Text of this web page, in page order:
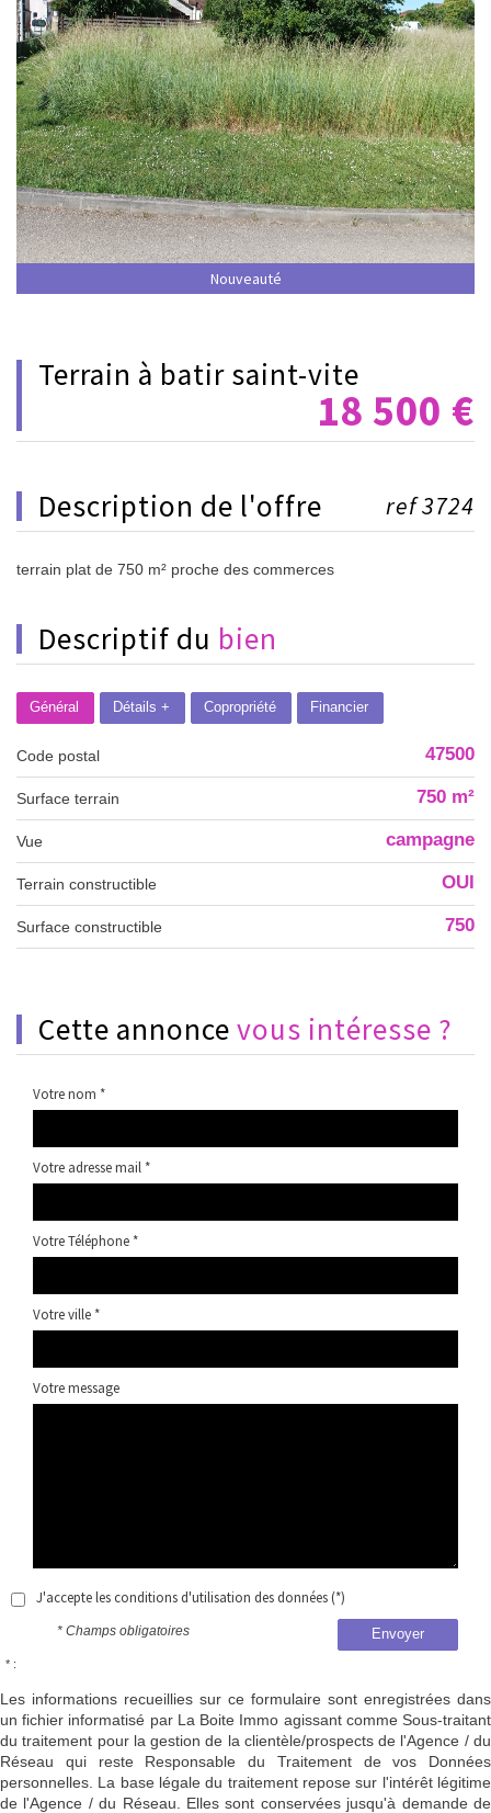
Nouveauté
terrain à batir saint-vite
18 500 €
description de l'offre ref 3724
terrain plat de 750 m² proche des commerces
descriptif du bien
Général Détails + Copropriété Financier
Code postal 47500
surface terrain 750 m²
Vue campagne
Terrain constructible OUI
Surface constructible 750
cette annonce vous intéresse ?
Votre nom *
Votre adresse mail *
Votre Téléphone *
Votre ville *
Votre message
J'accepte les conditions d'utilisation des données (*)
Envoyer
* Champs obligatoires
* :
Les informations recueillies sur ce formulaire sont enregistrées dans
un fichier informatisé par La Boite Immo agissant comme Sous-traitant
du traitement pour la gestion de la clientèle/prospects de l'Agence / du
Réseau qui reste Responsable du Traitement de vos Données
personnelles. La base légale du traitement repose sur l'intérêt légitime
de l'Agence / du Réseau. Elles sont conservées jusqu'à demande de